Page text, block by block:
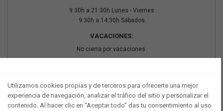
9:30h a 21:30h Lunes - Viernes
9:30h a 14:30h Sábados
VACACIONES:
No cierra por vacaciones.
Utilizamos cookies propias y de terceros para ofrecerte una mejor
experiencia de navegación, analizar el tráfico del sitio y personalizar el
contenido. Al hacer clic en “Aceptar todo” das tu consentimiento al uso